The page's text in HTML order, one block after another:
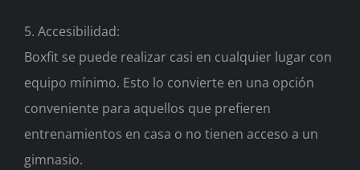
5. Accesibilidad:
Boxfit se puede realizar casi en cualquier lugar con
equipo mínimo. Esto lo convierte en una opción
conveniente para aquellos que prefieren
entrenamientos en casa o no tienen acceso a un
gimnasio.